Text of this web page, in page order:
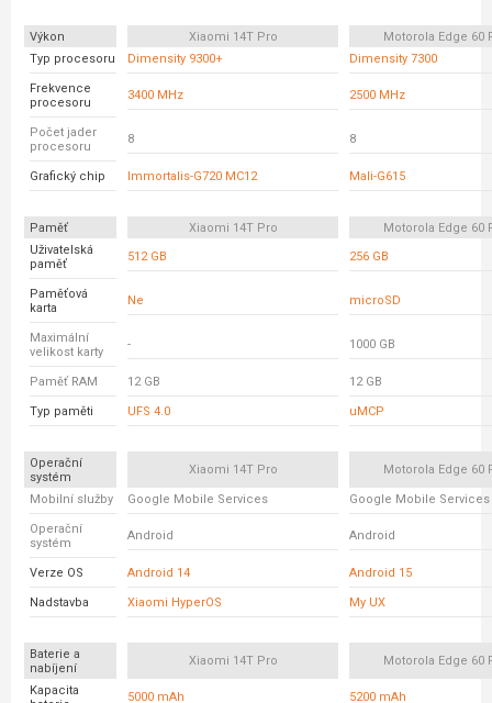
Výkon Xiaomi 14T Pro
Motorola Edge 60
Typ procesoru
Dimensity 9300+ Dimensity 7300
Frekvence
procesoru
3400 MHz 2500 MHz
Počet jader
procesoru
8 8
Grafický chip Immortalis-G720 MC12 Mali-G615
Paměť Xiaomi 14T Pro
Motorola Edge 60
Uživatelská
paměť
512 GB 256 GB
Paměťová
karta
Ne microSD
Maximální
velikost karty
- 1000 GB
Paměť RAM 12 GB 12 GB
Typ paměti UFS 4.0 uMCP
Operační
systém
Xiaomi 14T Pro Motorola Edge 60
Mobilní služby Google Mobile Services Google Mobile Services
Operační
systém
Android Android
Verze OS Android 14 Android 15
Nadstavba Xiaomi HyperOS My UX
Baterie a
nabíjení
Xiaomi 14T Pro Motorola Edge 60
Kapacita
5000 mAh 5200 mAh